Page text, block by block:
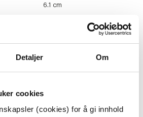
Detaljer Om
cookies
(cookies) for å gi innhold
6.1 cm